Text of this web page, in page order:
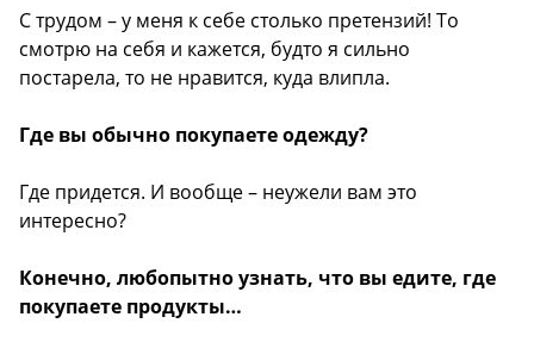
С трудом – у меня к себе столько претензий! То
смотрю на себя и кажется, будто я сильно
постарела, то не нравится, куда влипла.
Где вы обычно покупаете одежду?
Где придется. И вообще – неужели вам это
интересно?
Конечно, любопытно узнать, что вы едите, где
покупаете продукты…